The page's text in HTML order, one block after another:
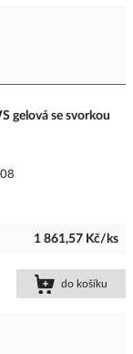
gelová se svorkou
1 861,57 Kč/ks
do košíku